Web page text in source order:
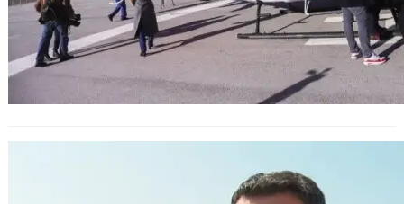
електрически мотриси след
корекции и предишен провал